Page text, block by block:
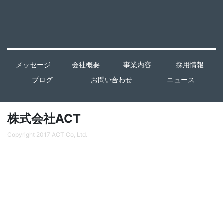
メッセージ 会社概要 事業内容
採用情報
ブログ
お問い合わせ ニュース
株式会社ACT
Copyright 2017 ACT Co, Ltd.